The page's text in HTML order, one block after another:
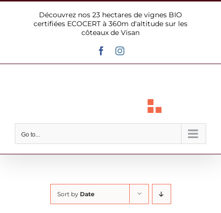
Découvrez nos 23 hectares de vignes BIO
certifiées ECOCERT à 360m d'altitude sur les
côteaux de Visan
FacebookInstagram
Go to...
Sort by Date